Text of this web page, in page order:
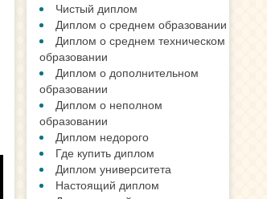
Чистый диплом
Диплом о среднем образовании
Диплом о среднем техническом
образовании
Диплом о дополнительном
образовании
Диплом о неполном
образовании
Диплом недорого
Где купить диплом
Диплом университета
Настоящий диплом